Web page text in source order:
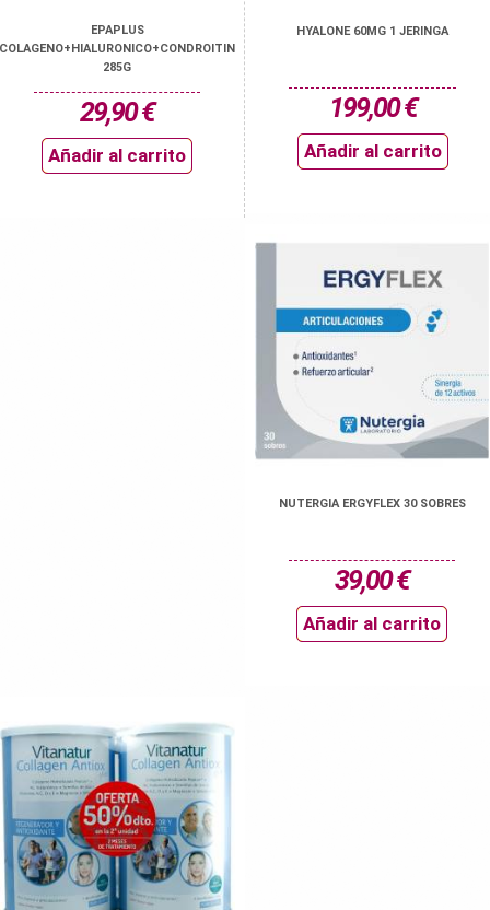
EPAPLUS
COLAGENO+HIALURONICO+CONDROITIN
285G
29,90 €
Añadir al carrito
HYALONE 60MG 1 JERINGA
199,00 €
Añadir al carrito
NUTERGIA ERGYFLEX 30 SOBRES
39,00 €
Añadir al carrito